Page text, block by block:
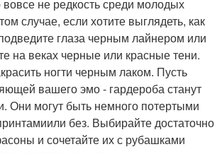
вовсе не редкость среди молодых
случае, если хотите выглядеть, как
глаза черным лайнером или
на веках черные или красные тени.
ногти черным лаком. Пусть
вашего эмо - гардероба станут
Они могут быть немного потертыми
без. Выбирайте достаточно
и сочетайте их с рубашками